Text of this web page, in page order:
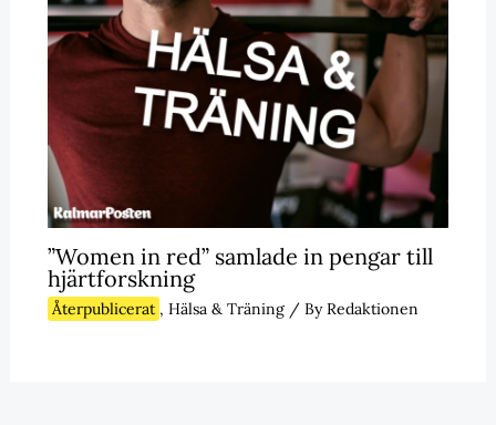
”Women in red” samlade in pengar till
hjärtforskning
Återpublicerat , Hälsa & Träning/ ByRedaktionen